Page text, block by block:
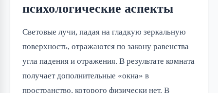
психологические аспекты
Световые лучи, падая на гладкую зеркальную
поверхность, отражаются по закону равенства
угла падения и отражения. В результате комната
получает дополнительные «окна» в
пространство, которого физически нет. В